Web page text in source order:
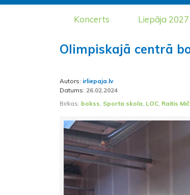
Koncerts Liepāja 2027
Olimpiskajā centrā
Autors: irliepaja.lv
Datums: 26.02.2024
Birkas: bokss, Sporta skola, LOC, Raitis